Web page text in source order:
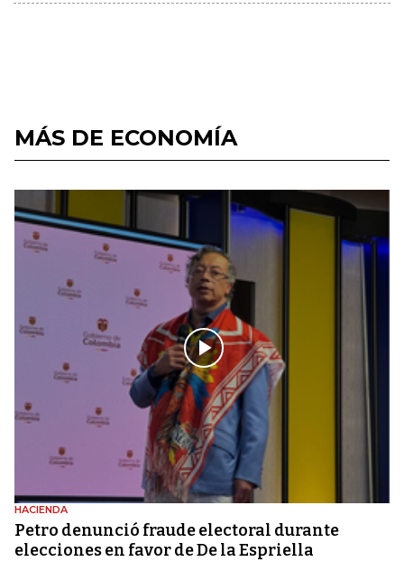
MÁS DE ECONOMÍA
HACIENDA
Petro denunció fraude electoral durante
elecciones en favor de De la Espriella